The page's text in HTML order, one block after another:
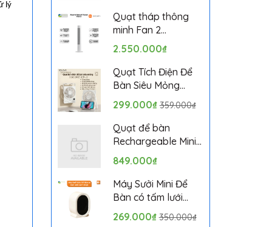
lý
Quạt tháp thông
minh Fan 2
BPTS02DMU bản
quốc tế
2.550.000₫
Quạt Tích Điện Để
Bàn Siêu Mỏng
SOLOVE KP-11 với 6
Cấp Độ Gió, Màn
Hình LCD, Tích Hợp
Giá Đỡ Điện Thoại
299.000₫ 359.000₫
Quạt để bàn
Rechargeable Mini
Fan ZMYDFS01DM
849.000₫
Máy Sưởi Mini Để
Bàn có tấm lưới
cách nhiệt an toàn,
Quạt Sưởi Ấm Mini
269.000₫ 350.000₫